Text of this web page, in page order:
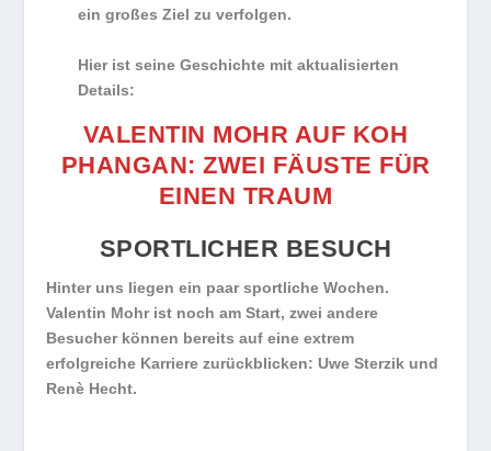
ein großes Ziel zu verfolgen.
Hier ist seine Geschichte mit aktualisierten
Details:
VALENTIN MOHR AUF KOH
PHANGAN: ZWEI FÄUSTE FÜR
EINEN TRAUM
SPORTLICHER BESUCH
Hinter uns liegen ein paar sportliche Wochen.
Valentin Mohr ist noch am Start, zwei andere
Besucher können bereits auf eine extrem
erfolgreiche Karriere zurückblicken: Uwe Sterzik und
Renè Hecht.